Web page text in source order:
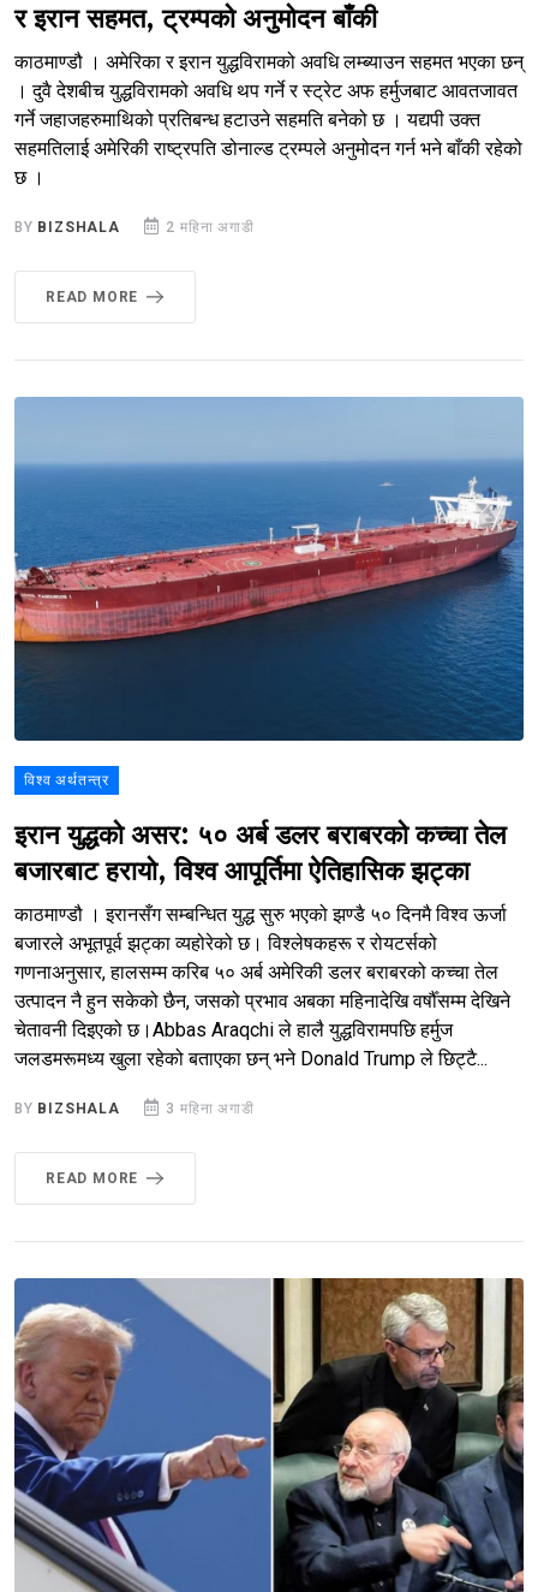
र इरान सहमत, ट्रम्पको अनुमोदन बाँकी
काठमाण्डौ । अमेरिका र इरान युद्धविरामको अवधि लम्ब्याउन सहमत भएका छन्
। दुवै देशबीच युद्धविरामको अवधि थप गर्ने र स्ट्रेट अफ हर्मुजबाट आवतजावत
गर्ने जहाजहरुमाथिको प्रतिबन्ध हटाउने सहमति बनेको छ । यद्यपी उक्त
सहमतिलाई अमेरिकी राष्ट्रपति डोनाल्ड ट्रम्पले अनुमोदन गर्न भने बाँकी रहेको
छ ।
BY BIZSHALA 2 महिना अगाडी
READ MORE
विश्व अर्थतन्त्र
इरान युद्धको असर: ५० अर्ब डलर बराबरको कच्चा तेल
बजारबाट हरायो, विश्व आपूर्तिमा ऐतिहासिक झट्का
काठमाण्डौ । इरानसँग सम्बन्धित युद्ध सुरु भएको झण्डै ५० दिनमै विश्व ऊर्जा
बजारले अभूतपूर्व झट्का व्यहोरेको छ। विश्लेषकहरू र रोयटर्सको
गणनाअनुसार, हालसम्म करिब ५० अर्ब अमेरिकी डलर बराबरको कच्चा तेल
उत्पादन नै हुन सकेको छैन, जसको प्रभाव अबका महिनादेखि वर्षौँसम्म देखिने
चेतावनी दिइएको छ।Abbas Araqchi ले हालै युद्धविरामपछि हर्मुज
जलडमरूमध्य खुला रहेको बताएका छन् भने Donald Trump ले छिट्टै...
BY BIZSHALA 3 महिना अगाडी
READ MORE